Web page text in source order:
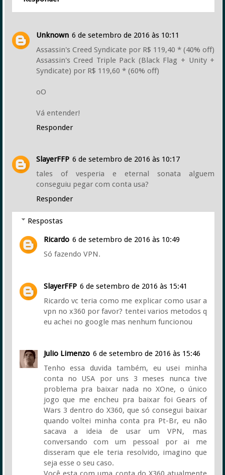
Unknown 6 de setembro de 2016 às 10:11
Assassin's Creed Syndicate por R$ 119,40 * (40% off)
Assassin's Creed Triple Pack (Black Flag + Unity +
Syndicate) por R$ 119,60 * (60% off)
oO
Vá entender!
Responder
SlayerFFP 6 de setembro de 2016 às 10:17
tales of vesperia e eternal sonata alguem
conseguiu pegar com conta usa?
Responder
Respostas
Ricardo 6 de setembro de 2016 às 10:49
Só fazendo VPN.
SlayerFFP 6 de setembro de 2016 às 15:41
Ricardo vc teria como me explicar como usar a
vpn no x360 por favor? tentei varios metodos q
eu achei no google mas nenhum funcionou
Julio Limenzo 6 de setembro de 2016 às 15:46
Tenho essa duvida também, eu usei minha
conta no USA por uns 3 meses nunca tive
problema pra baixar nada no XOne, o único
jogo que me encheu pra baixar foi Gears of
Wars 3 dentro do X360, que só consegui baixar
quando voltei minha conta pra Pt-Br, eu não
sacava a ideia de usar um VPN, mas
conversando com um pessoal por ai me
disseram que ele teria resolvido, imagino que
seja esse o seu caso.